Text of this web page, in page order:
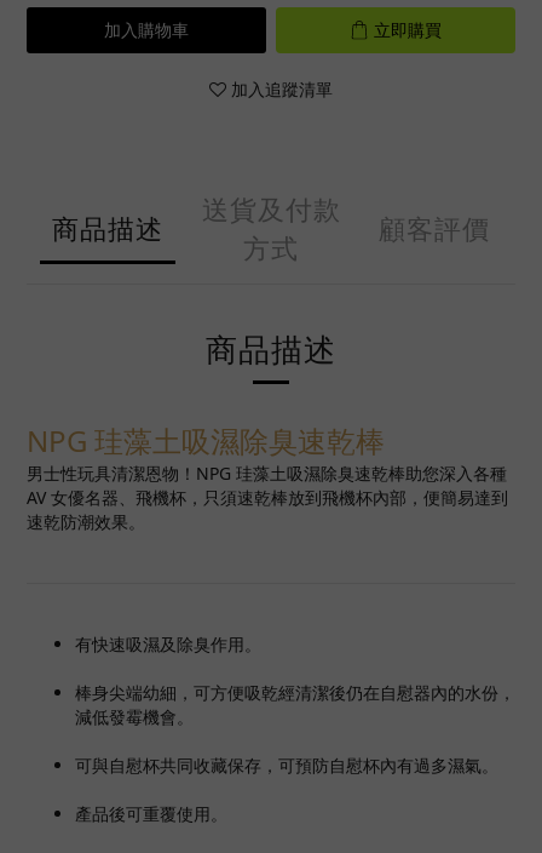
加入購物車 立即購買
加入追蹤清單
商品描述
送貨及付款
方式
顧客評價
商品描述
NPG 珪藻土吸濕除臭速乾棒
男士性玩具清潔恩物！NPG 珪藻土吸濕除臭速乾棒助您深入各種
AV 女優名器、飛機杯，只須速乾棒放到飛機杯內部，便簡易達到
速乾防潮效果。
有快速吸濕及除臭作用。
棒身尖端幼細，可方便吸乾經清潔後仍在自慰器內的水份，
減低發霉機會。
可與自慰杯共同收藏保存，可預防自慰杯內有過多濕氣。
產品後可重覆使用。